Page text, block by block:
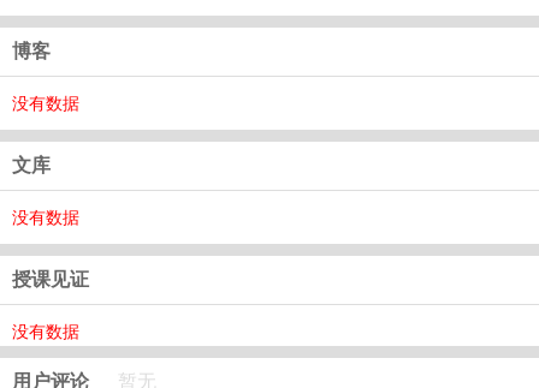
博客
没有数据
文库
没有数据
授课见证
没有数据
用户评论 暂无